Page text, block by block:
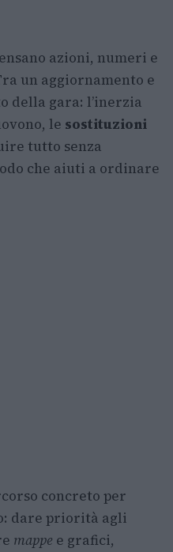
azioni, numeri e
un aggiornamento e
della gara: l’inerzia
le sostituzioni
tutto senza
che aiuti a ordinare
concreto per
dare priorità agli
mappe e grafici,